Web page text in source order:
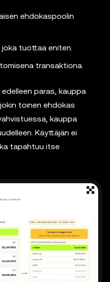
ehdokaspoolin
tuottaa eniten.
transaktiona.
paras, kauppa
toinen ehdokas
kauppa
Käyttäjän ei
tapahtuu itse